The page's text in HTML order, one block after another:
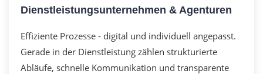
Dienstleistungsunternehmen & Agenturen
Effiziente Prozesse - digital und individuell angepasst.
Gerade in der Dienstleistung zählen strukturierte
Abläufe, schnelle Kommunikation und transparente